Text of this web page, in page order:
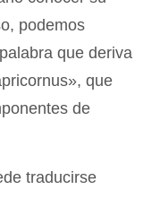
podemos
que deriva
que
de
traducirse